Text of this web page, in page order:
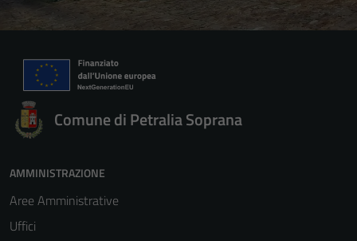
Comune di Petralia Soprana
AMMINISTRAZIONE
Aree Amministrative
Uffici